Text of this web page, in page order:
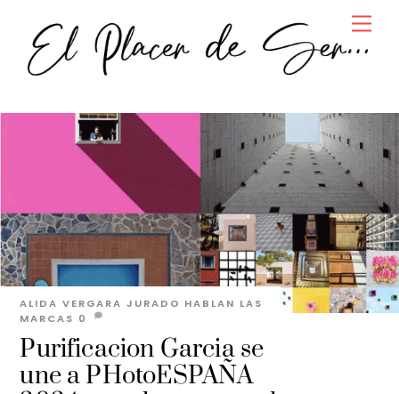
content
Purificacion Garcia se
une a PHotoESPAÑA
ALIDA VERGARA JURADO HABLAN LAS
MARCAS 0